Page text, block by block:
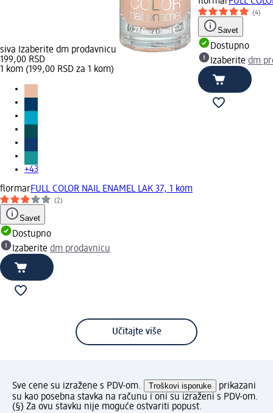
siva Izaberite dm prodavnicu
199,00 RSD
1 kom (199,00 RSD za 1 kom)
+43
flormarFULL COLOR NAIL ENAMEL LAK 37, 1 kom
(2)
Savet
Dostupno
Izaberite dm prodavnicu
(4)
Savet
Dostupno
Izaberite dm
Učitajte više
Sve cene su izražene s PDV-om. Troškovi isporuke
prikazani
su kao posebna stavka na računu i oni su izraženi s PDV-om.
(§) Za ovu stavku nije moguće ostvariti popust.